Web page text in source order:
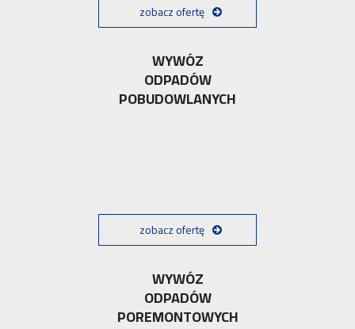
zobacz ofertę
WYWÓZ
ODPADÓW
POBUDOWLANYCH
zobacz ofertę
WYWÓZ
ODPADÓW
POREMONTOWYCH